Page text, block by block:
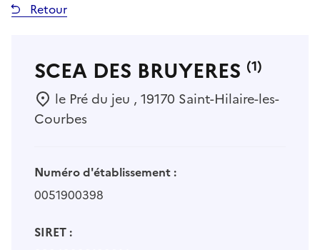
Retour
SCEA DES BRUYERES (1)
le Pré du jeu , 19170 Saint-Hilaire-les-
Courbes
Numéro d'établissement :
0051900398
SIRET :